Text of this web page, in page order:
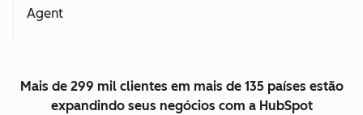
Agent
Mais de 299 mil clientes em mais de 135 países estão
expandindo seus negócios com a HubSpot